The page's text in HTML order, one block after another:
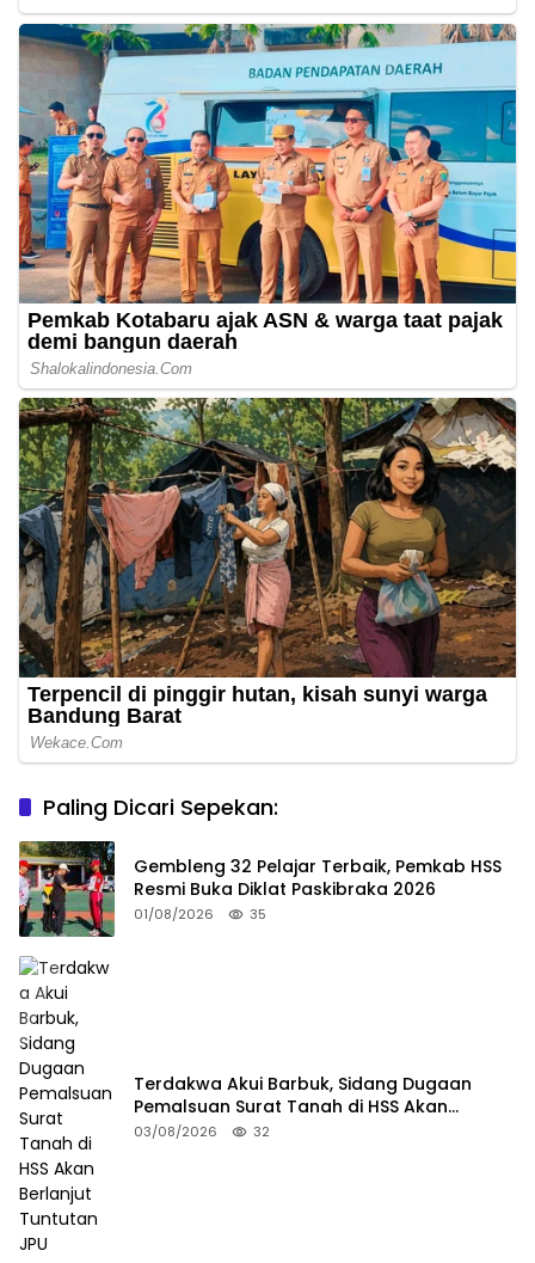
Paling Dicari Sepekan:
Gembleng 32 Pelajar Terbaik, Pemkab HSS
Resmi Buka Diklat Paskibraka 2026
01/08/2026 35
Terdakwa Akui Barbuk, Sidang Dugaan
Pemalsuan Surat Tanah di HSS Akan
Berlanjut Tuntutan JPU
03/08/2026 32